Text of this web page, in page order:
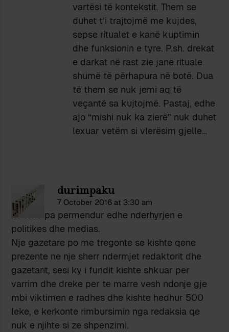
vartësi të kontekstit. Them se
duhet t’i trajtojmë me kujdes,
sepse ritualet e kanë kuptimin
dhe funksionin e tyre. P.sh. drekat
e darkat në rast zie janë rituale
shumë të përhapura në botë. Dua
të them se nuk jemi aq të
veçantë sa kujtojmë. Pastaj, edhe
ajo “mishi nuk ka zierë” nuk duhet
lexuar vetëm si vlerësim gjelle…
durimpaku
7 October 2016 at 3:30 am
ke lene pa permendur edhe nderhyrjen e
politikes dhe medias.
Nje gazetare po me tregonte se kishte qene
prezente ne nje sherr ndermjet redaktorit dhe
gazetarit, sesi ky i fundit kishte shkuar per
varrim dhe dreke per te marre vesh ndonje gje
mbi viktimen e radhes dhe kishte hedhur 500
leke, e kerkonte rimbursimin nga redaksia qe
nuk e njihte si ze shpenzimi.